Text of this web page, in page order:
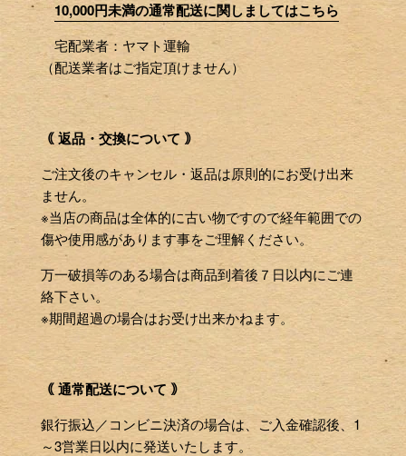
10,000円未満の通常配送に関しましてはこちら
宅配業者：ヤマト運輸
（配送業者はご指定頂けません）
｟ 返品・交換について ｠
ご注文後のキャンセル・返品は原則的にお受け出来
ません。
※当店の商品は全体的に古い物ですので経年範囲での
傷や使用感があります事をご理解ください。
万一破損等のある場合は商品到着後７日以内にご連
絡下さい。
※期間超過の場合はお受け出来かねます。
｟ 通常配送について ｠
銀行振込／コンビニ決済の場合は、ご入金確認後、1
～3営業日以内に発送いたします。